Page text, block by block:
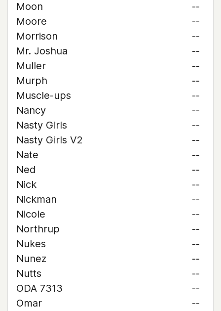
Moon
--
Moore
--
Morrison
--
Mr. Joshua
--
Muller
--
Murph
--
Muscle-ups
--
Nancy
--
Nasty Girls
--
Nasty Girls V2
--
Nate
--
Ned
--
Nick
--
Nickman
--
Nicole
--
Northrup
--
Nukes
--
Nunez
--
Nutts
--
ODA 7313
--
Omar
--